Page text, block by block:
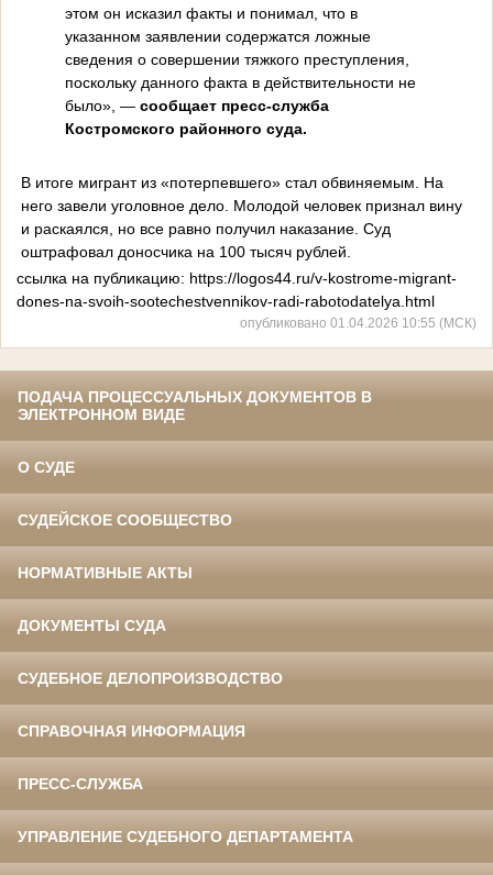
этом он исказил факты и понимал, что в
указанном заявлении содержатся ложные
сведения о совершении тяжкого преступления,
поскольку данного факта в действительности не
было», — сообщает пресс-служба
Костромского районного суда.
В итоге мигрант из «потерпевшего» стал обвиняемым. На
него завели уголовное дело. Молодой человек признал вину
и раскаялся, но все равно получил наказание. Суд
оштрафовал доносчика на 100 тысяч рублей.
ссылка на публикацию: https://logos44.ru/v-kostrome-migrant-
dones-na-svoih-sootechestvennikov-radi-rabotodatelya.html
опубликовано 01.04.2026 10:55 (МСК)
ПОДАЧА ПРОЦЕССУАЛЬНЫХ ДОКУМЕНТОВ В
ЭЛЕКТРОННОМ ВИДЕ
О СУДЕ
СУДЕЙСКОЕ СООБЩЕСТВО
НОРМАТИВНЫЕ АКТЫ
ДОКУМЕНТЫ СУДА
СУДЕБНОЕ ДЕЛОПРОИЗВОДСТВО
СПРАВОЧНАЯ ИНФОРМАЦИЯ
ПРЕСС-СЛУЖБА
УПРАВЛЕНИЕ СУДЕБНОГО ДЕПАРТАМЕНТА